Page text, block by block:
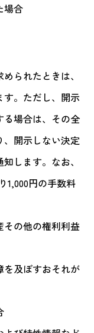
場合
られたときは、
。ただし、開示
る場合は、その全
開示しない決定
します。なお、
1,000円の手数料
の他の権利利益
を及ぼすおそれが